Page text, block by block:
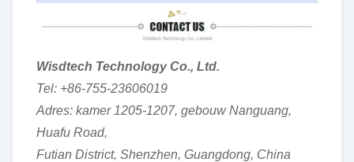
Wisdtech Technology Co., Ltd.
Tel: +86-755-23606019
Adres: kamer 1205-1207, gebouw Nanguang,
Huafu Road,
Futian District, Shenzhen, Guangdong, China